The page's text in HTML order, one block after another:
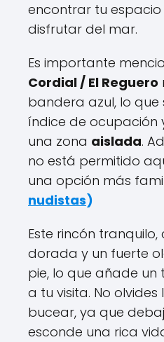
encontrar tu
disfrutar del mar.
Es importante
Cordial / El Reguero
bandera azul, lo que
índice de ocupación
una zona aislada.
no está permitido
una opción más
nudistas)
Este rincón
dorada y un fuerte
pie, lo que añade
a tu visita. No
bucear, ya que
esconde una rica